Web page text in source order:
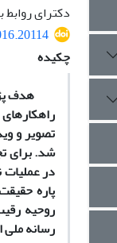
دکترای روابط
چکیده
هدف
شد. برای
در
پاره
روحیه
رسانه